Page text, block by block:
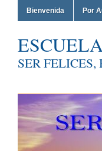
Bienvenida Por
SER